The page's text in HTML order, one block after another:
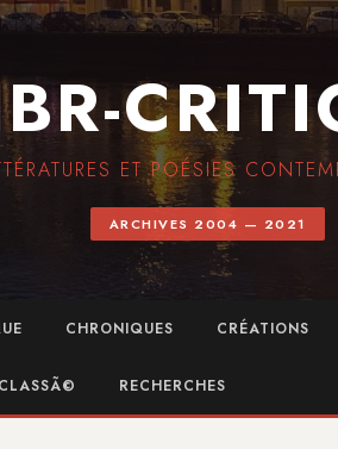
ET POÉSIES
ARCHIVES 2004 — 2021
CHRONIQUES CRÉATIONS
RECHERCHES